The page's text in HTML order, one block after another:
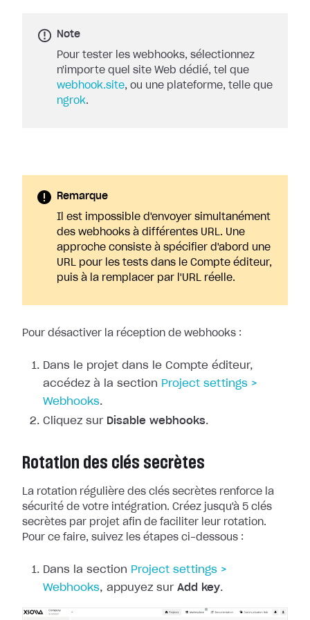
Note
Pour tester les webhooks, sélectionnez
n'importe quel site Web dédié, tel que
webhook.site, ou une plateforme, telle que
ngrok.
Remarque
Il est impossible d'envoyer simultanément
des webhooks à différentes URL. Une
approche consiste à spécifier d'abord une
URL pour les tests dans le Compte éditeur,
puis à la remplacer par l'URL réelle.
Pour désactiver la réception de webhooks :
Dans le projet dans le Compte éditeur,
accédez à la section Project settings >
Webhooks.
Cliquez sur Disable webhooks.
Rotation des clés secrètes
La rotation régulière des clés secrètes renforce la
sécurité de votre
intégration. Créez jusqu'à 5 clés
secrètes par projet afin de faciliter leur rotation.
Pour ce faire, suivez les étapes ci-dessous :
Dans la section Project settings >
Webhooks, appuyez sur Add key.